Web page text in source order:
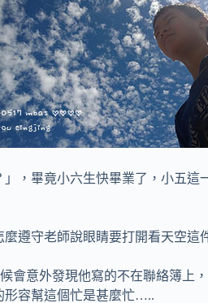
，畢竟小六生快畢業了，小五
麼遵守老師說眼睛要打開看天空這
意外發現他寫的不在聯絡簿上
形容幫這個忙是甚麼忙…..